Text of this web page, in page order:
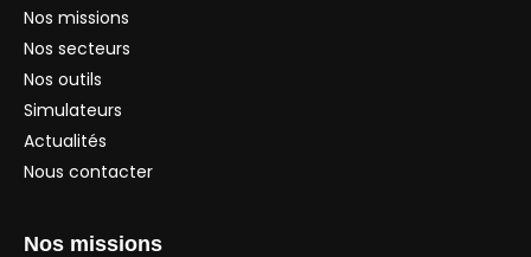
Nos missions
Nos secteurs
Nos outils
Simulateurs
Actualités
Nous contacter
Nos missions